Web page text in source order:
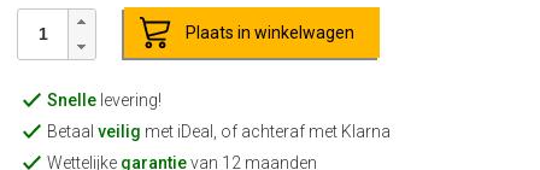
Plaats in winkelwagen
Snellelevering!
Betaal veilig met iDeal, of achteraf met Klarna
Wettelijke garantievan 12 maanden